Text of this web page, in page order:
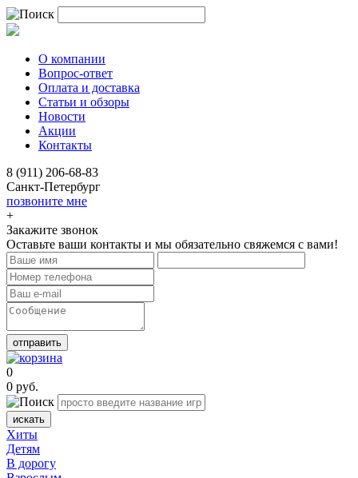
О компании
Вопрос-ответ
Оплата и доставка
Статьи и обзоры
Новости
Акции
Контакты
8 (911) 206-68-83
Санкт-Петербург
позвоните мне
+
Закажите звонок
Оставьте ваши контакты и мы обязательно свяжемся с вами!
отправить
0
0 руб.
искать
Хиты
Детям
В дорогу